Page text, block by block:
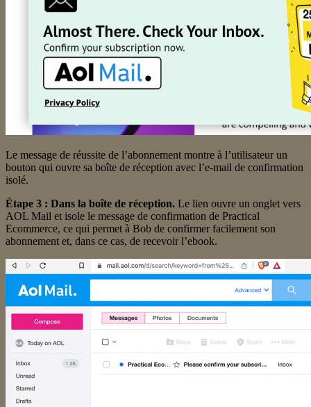
Le message de réussite de l’abonnement montre à l’utilisateur un
bouton qui ouvre sa boîte de réception avec l’e-mail de confirmation
isolé.
Étape 3 : Dans la boîte de réception. Le lien ouvre un onglet vers
AOL Mail et isole le message de confirmation de Practical
Ecommerce, ce qui permet à Bob de confirmer facilement son
abonnement et, dans ce cas, de recevoir l’ebook.